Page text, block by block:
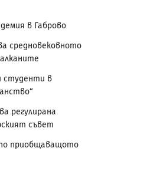
в Габрово
средновековното
студенти в
регулирана
съвет
приобщаващото